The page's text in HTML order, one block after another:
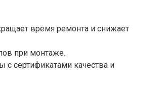
время ремонта и снижает
при монтаже.
сертификатами качества и